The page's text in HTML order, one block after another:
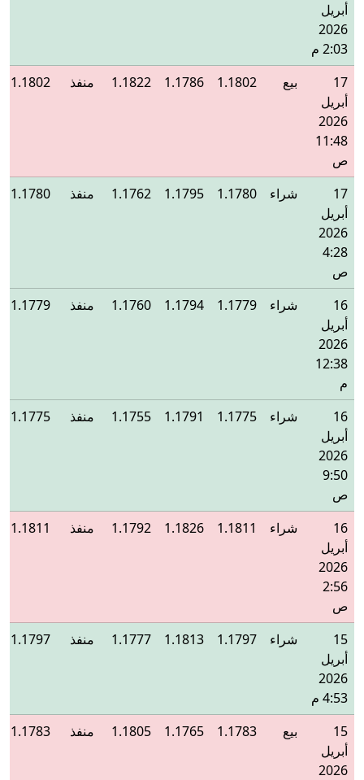
أبريل
2026
2:03 م
17
أبريل
2026
11:48
ص
بيع 1.1802
1.1786
1.1822 منفذ 1.1802
17
أبريل
2026
4:28
ص
شراء 1.1780
1.1795
1.1762 منفذ 1.1780
16
أبريل
2026
12:38
م
شراء 1.1779
1.1794
1.1760 منفذ 1.1779
16
أبريل
2026
9:50
ص
شراء 1.1775
1.1791
1.1755 منفذ 1.1775
16
أبريل
2026
2:56
ص
شراء 1.1811
1.1826
1.1792 منفذ 1.1811
15
أبريل
2026
4:53 م
شراء 1.1797
1.1813
1.1777 منفذ 1.1797
15
أبريل
2026
بيع 1.1783
1.1765
1.1805 منفذ 1.1783